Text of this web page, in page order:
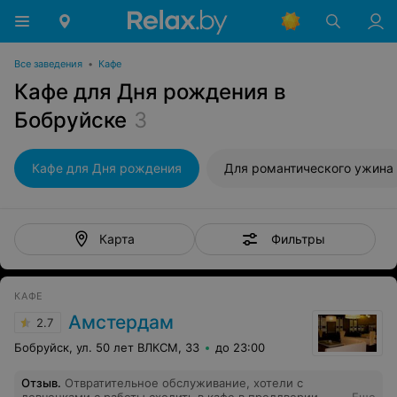
Все заведения • Кафе
Кафе для Дня рождения в
Бобруйске 3
Кафе для Дня рождения Для романтического ужина
Карта Фильтры
КАФЕ
2.7 Амстердам
Бобруйск, ул. 50 лет ВЛКСМ, 33 до 23:00
Отзыв. Отвратительное обслуживание, хотели с